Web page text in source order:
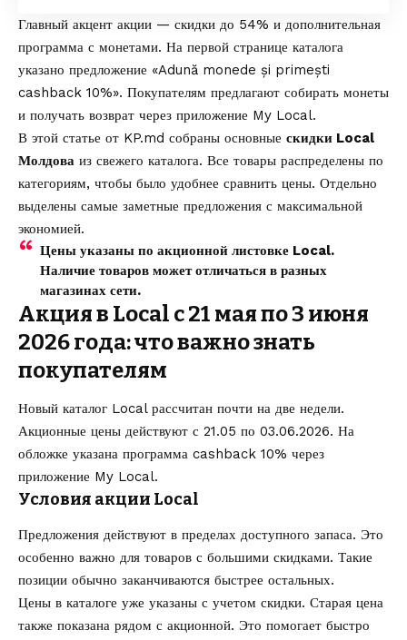
Главный акцент акции — скидки до 54% и дополнительная
программа с монетами. На первой странице каталога
указано предложение «Adună monede și primești
cashback 10%». Покупателям предлагают собирать монеты
и получать возврат через приложение My Local.
В этой статье от KP.md собраны основные скидки Local
Молдова из свежего каталога. Все товары распределены по
категориям, чтобы было удобнее сравнить цены. Отдельно
выделены самые заметные предложения с максимальной
экономией.
Цены указаны по акционной листовке Local.
Наличие товаров может отличаться в разных
магазинах сети.
Акция в Local с 21 мая по 3 июня
2026 года: что важно знать
покупателям
Новый каталог Local рассчитан почти на две недели.
Акционные цены действуют с 21.05 по 03.06.2026. На
обложке указана программа cashback 10% через
приложение My Local.
Условия акции Local
Предложения действуют в пределах доступного запаса. Это
особенно важно для товаров с большими скидками. Такие
позиции обычно заканчиваются быстрее остальных.
Цены в каталоге уже указаны с учетом скидки. Старая цена
также показана рядом с акционной. Это помогает быстро